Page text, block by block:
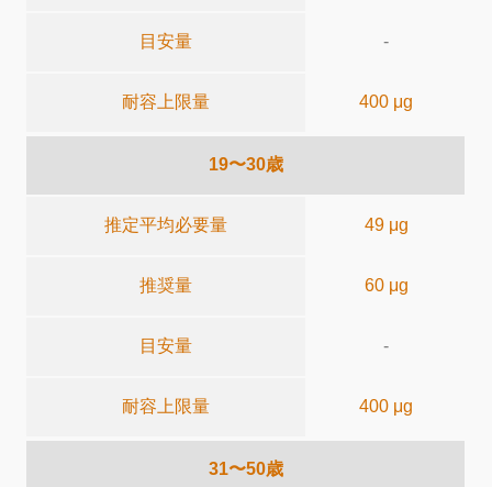
目安量 -
耐容上限量 400 μg
19〜30歳
推定平均必要量 49 μg
推奨量 60 μg
目安量 -
耐容上限量 400 μg
31〜50歳